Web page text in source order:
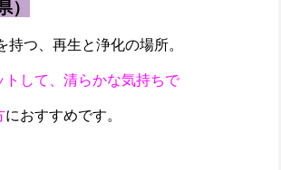
）
持つ、再生と浄化の場所。
トして、清らかな気持ちで
におすすめです。